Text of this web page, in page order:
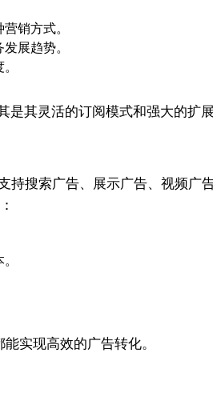
销方式。
展趋势。
其灵活的订阅模式和强大的扩
搜索广告、展示广告、视频
实现高效的广告转化。